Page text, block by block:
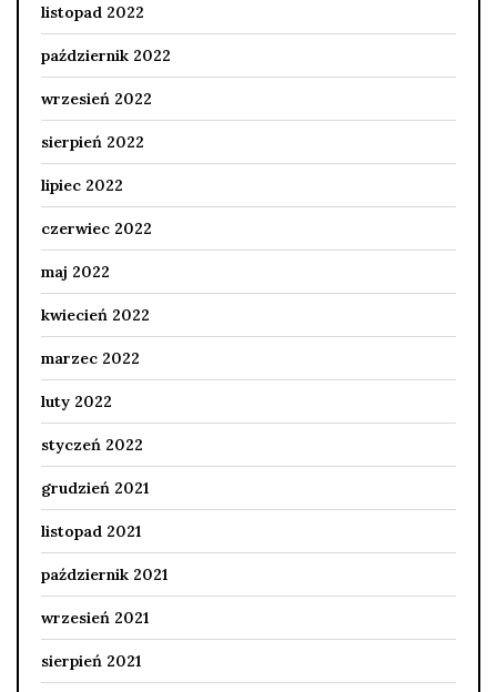
listopad 2022
październik 2022
wrzesień 2022
sierpień 2022
lipiec 2022
czerwiec 2022
maj 2022
kwiecień 2022
marzec 2022
luty 2022
styczeń 2022
grudzień 2021
listopad 2021
październik 2021
wrzesień 2021
sierpień 2021